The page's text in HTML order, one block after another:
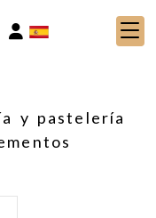
Identifícate
y pastelería